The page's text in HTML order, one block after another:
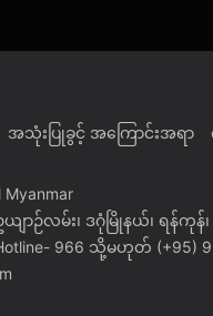
အသုံးပြုခွင့် အကြောင်းအရာ
ာဉ်လမ်း၊ ဒဂုံမြိုနယ်၊ ရန်ကုန်၊
966 သို့မဟုတ် (+95)